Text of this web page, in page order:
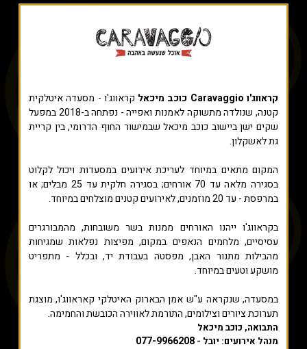
קראווג'ו Caravaggio כוכב מיכאל
קראווג'ו - מסעדה איטלקית
קטנה, שנולדה מתשוקה לאמנות ואפייה - נפתחה ב-2018 במפעל
שקים ישן ביישוב כוכב מיכאל שבמישור החוף הדרומי, בין קריית
גת לאשקלון.
המקום מתאים במיוחד לעריכת אירועים במסעדות ויכול לקלוט
בסגירה מלאה עד 70 אורחים; בסגירה חלקית עד 25 מבלים; או
במרפסת - עד 20 מוזמנים, לאירועים קטנים מוצלחים במיוחד.
בקראווג'ו ייהנו האורחים ממנות בשר משובחות, מהמבורגרים
עסיסיים, מלחמים הנאפים במקום, מפיצות נפלאות שמגיחות
מהבילות מתנור האבן, מפסטה בעבודת יד, ובכלל - מתפריט
מושקע וטעים במיוחד.
במסעדה, שנקראה ע"ש אמן הבארוק האיטלקי קאראווג'ו, מוצגת
תערוכת ציורים וצילומים, התורמת לאווירה הכובשת והחמימה.
התבואה, כוכב מיכאל
מנהל אירועים: יובל - 077-9966208